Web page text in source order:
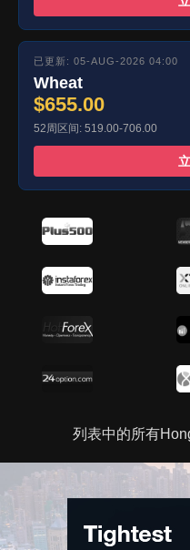
已更新: 05-AUG-2026 04:00
Wheat
$655.00
52周区间: 519.00-706.00
列表中的所有